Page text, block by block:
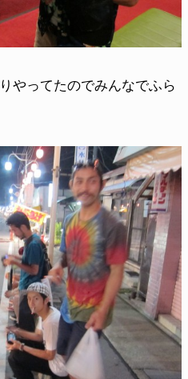
やってたのでみんなでふら